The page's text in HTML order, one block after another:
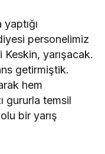
personelimiz
yarışacak.
getirmiştik.
hem
gururla temsil
bir yarış